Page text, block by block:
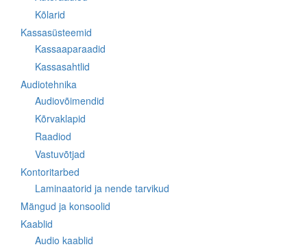
Kõlarid
Kassasüsteemid
Kassaaparaadid
Kassasahtlid
Audiotehnika
Audiovõimendid
Kõrvaklapid
Raadiod
Vastuvõtjad
Kontoritarbed
Laminaatorid ja nende tarvikud
Mängud ja konsoolid
Kaablid
Audio kaablid